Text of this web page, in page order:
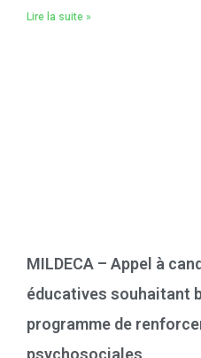
Lire la suite »
MILDECA – Appel à
éducatives souhaitant
programme de
psychosociales